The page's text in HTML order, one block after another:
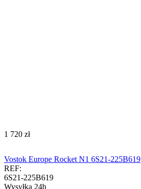
‍1 720‍ zł
Vostok Europe Rocket N1 6S21-225B619
REF:
6S21-225B619
Wysyłka 24h